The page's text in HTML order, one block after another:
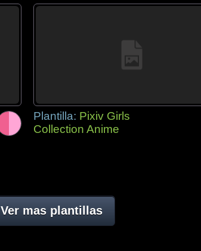
Plantilla: Pixiv Girls
Collection Anime
Ver mas plantillas